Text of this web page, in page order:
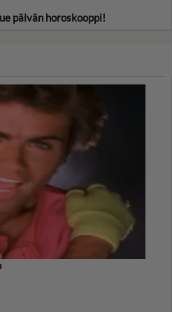
päivän horoskooppi!